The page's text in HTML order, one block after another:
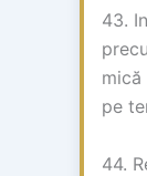
43.
pe
44.